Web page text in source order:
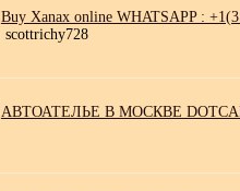
Buy Xanax online WHATSAPP :
scottrichy728
АВТОАТЕЛЬЕ В МОСКВЕ